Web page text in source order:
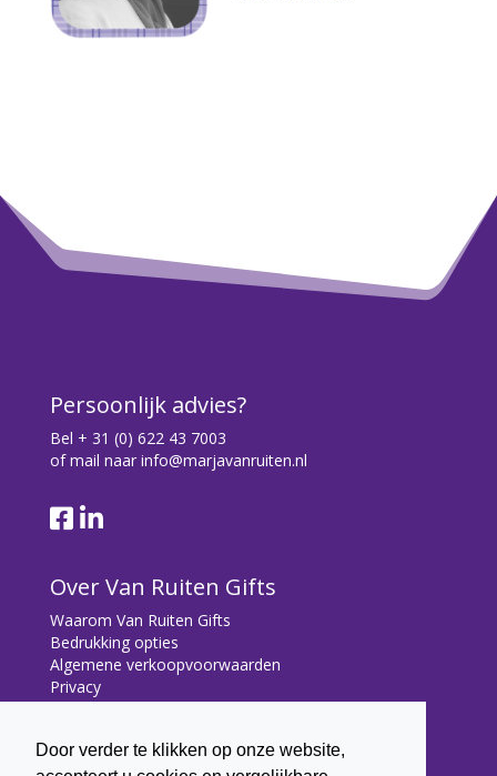
Door verder te klikken op onze website,
Persoonlijk advies?
Bel + 31 (0) 622 43 7003
of mail naar info@marjavanruiten.nl
Over Van Ruiten Gifts
Waarom Van Ruiten Gifts
Bedrukking opties
Algemene verkoopvoorwaarden
Privacy
Contact
Contact